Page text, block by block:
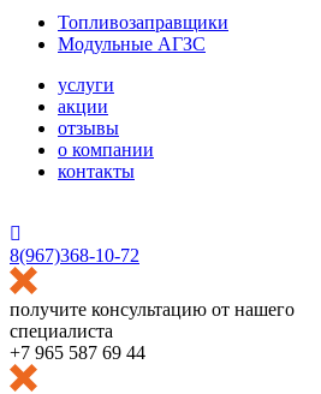
Топливозаправщики
Модульные АГЗС
услуги
акции
отзывы
о компании
контакты
8(967)368-10-72
получите консультацию от нашего
специалиста
+7 965 587 69 44